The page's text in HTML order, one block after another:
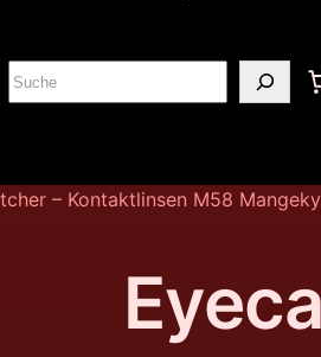
S
u
e
– Kontaktlinsen M58